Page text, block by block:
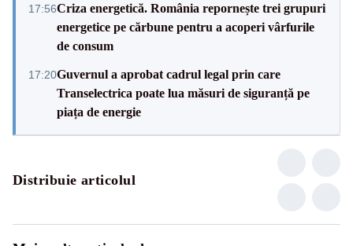
17:56Criza energetică. România repornește trei grupuri
energetice pe cărbune pentru a acoperi vârfurile
de consum
17:20Guvernul a aprobat cadrul legal prin care
Transelectrica poate lua măsuri de siguranță pe
piața de energie
Distribuie articolul